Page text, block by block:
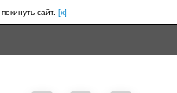
сайт. [x]